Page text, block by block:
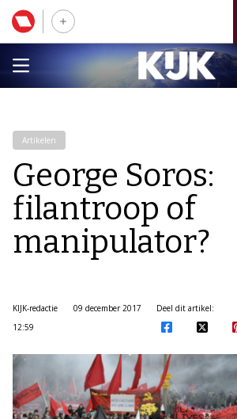
Artikelen
George Soros:
filantroop of
manipulator?
KIJK-redactie
09 december 2017
12:59
Deel dit artikel: